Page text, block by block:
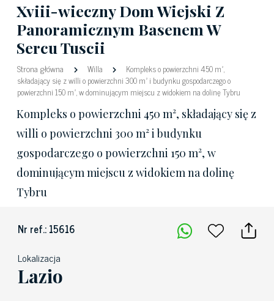
Xviii-wieczny Dom Wiejski Z
Panoramicznym Basenem W
Sercu Tuscii
Strona główna Willa
Kompleks o powierzchni 450 m²,
składający się z willi o powierzchni 300 m² i budynku gospodarczego o
powierzchni 150 m², w dominującym miejscu z widokiem na dolinę Tybru
Kompleks o powierzchni 450 m², składający się z
willi o powierzchni 300 m² i budynku
gospodarczego o powierzchni 150 m², w
dominującym miejscu z widokiem na dolinę
Tybru
Nr ref.: 15616
Lokalizacja
Lazio